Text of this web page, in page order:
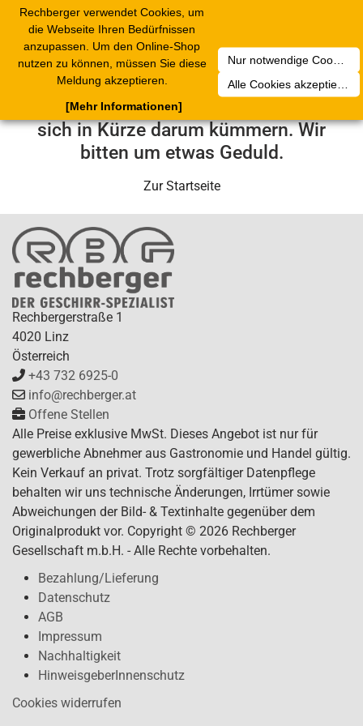
Rechberger verwendet Cookies, um
die Webseite Ihren Bedürfnissen
anzupassen. Um den Online-Shop
nutzen zu können, müssen Sie diese
Meldung akzeptieren.
Nur notwendige Cookies akzeptieren
Alle Cookies akzeptieren
[Mehr Informationen]
Leider ist ein technischer Fehler
aufgetreten. Unser Service-Team wird
sich in Kürze darum kümmern. Wir
bitten um etwas Geduld.
Zur Startseite
Rechbergerstraße 1
4020 Linz
Österreich
+43 732 6925-0
info@rechberger.at
Offene Stellen
Alle Preise exklusive MwSt. Dieses Angebot ist nur für
gewerbliche Abnehmer aus Gastronomie und Handel gültig.
Kein Verkauf an privat. Trotz sorgfältiger Datenpflege
behalten wir uns technische Änderungen, Irrtümer sowie
Abweichungen der Bild- & Textinhalte gegenüber dem
Originalprodukt vor. Copyright © 2026 Rechberger
Gesellschaft m.b.H. - Alle Rechte vorbehalten.
Bezahlung/Lieferung
Datenschutz
AGB
Impressum
Nachhaltigkeit
HinweisgeberInnenschutz
Cookies widerrufen